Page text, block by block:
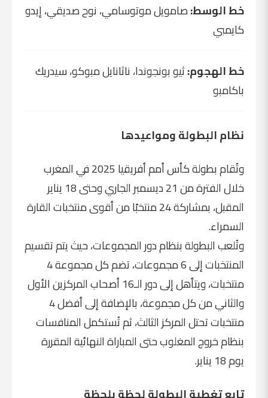
خط الوسط:صامويل موتوسامي، نوح صديقي، إيدو
كايمبي
خط الهجوم:ثيو بونجوندا، ناثانايل مبوكو، سيدريك
باكامبو
نظام البطولة ومواعيدها
وتُقام بطولة كأس أمم أفريقيا 2025 في المغرب
خلال الفترة من 21 ديسمبر الجاري وحتى 18 يناير
المقبل، بمشاركة 24 منتخبًا من أقوى منتخبات القارة
السمراء.
وتُلعب البطولة بنظام دور المجموعات، حيث يتم تقسيم
المنتخبات إلى 6 مجموعات، تضم كل مجموعة 4
منتخبات، ويتأهل إلى دور الـ16 أصحاب المركزين الأول
والثاني من كل مجموعة، بالإضافة إلى أفضل 4
منتخبات تحتل المركز الثالث، ثم تُستكمل المنافسات
بنظام خروج المغلوب حتى المباراة النهائية المقررة
يوم 18 يناير.